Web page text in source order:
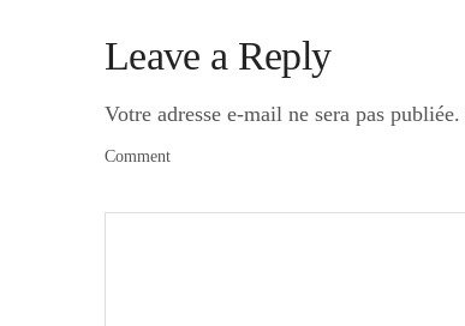
Leave a Reply
Votre adresse e-mail ne sera pas publiée.
Comment